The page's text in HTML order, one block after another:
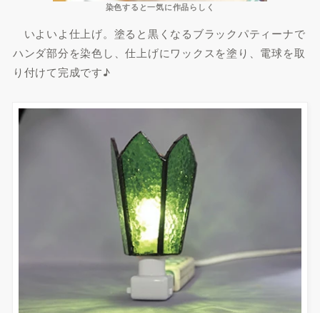
染色すると一気に作品らしく
いよいよ仕上げ。塗ると黒くなるブラックパティーナで
ハンダ部分を染色し、仕上げにワックスを塗り、電球を取
り付けて完成です♪